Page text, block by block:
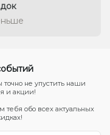
не упустить наши
и акции!
обо всех актуальных